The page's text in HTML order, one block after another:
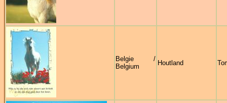
Belgie /
Belgium
Houtland